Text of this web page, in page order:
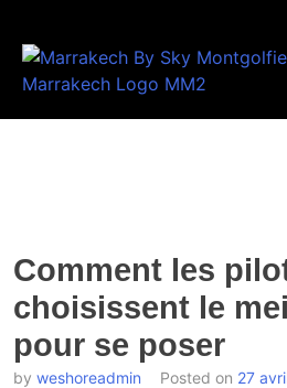
Comment les
choisissent le
pour se poser
by weshoreadmin Posted on 27